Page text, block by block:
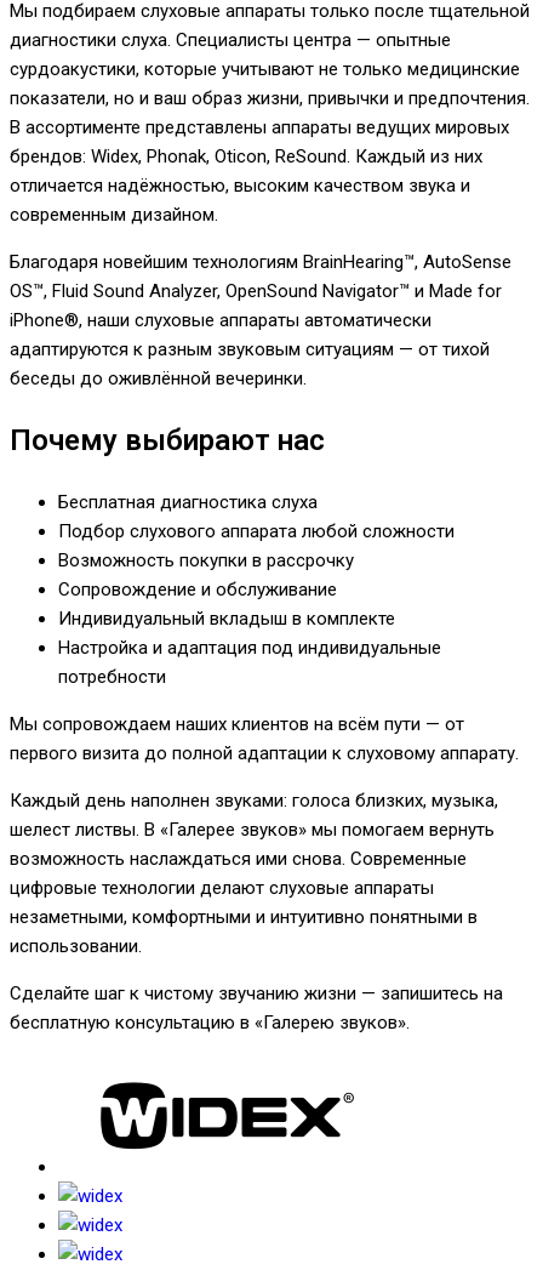
Мы подбираем слуховые аппараты только после тщательной
диагностики слуха. Специалисты центра — опытные
сурдоакустики, которые учитывают не только медицинские
показатели, но и ваш образ жизни, привычки и предпочтения.
В ассортименте представлены аппараты ведущих мировых
брендов: Widex, Phonak, Oticon, ReSound. Каждый из них
отличается надёжностью, высоким качеством звука и
современным дизайном.
Благодаря новейшим технологиям BrainHearing™, AutoSense
OS™, Fluid Sound Analyzer, OpenSound Navigator™ и Made for
iPhone®, наши слуховые аппараты автоматически
адаптируются к разным звуковым ситуациям — от тихой
беседы до оживлённой вечеринки.
Почему выбирают нас
Бесплатная диагностика слуха
Подбор слухового аппарата любой сложности
Возможность покупки в рассрочку
Сопровождение и обслуживание
Индивидуальный вкладыш в комплекте
Настройка и адаптация под индивидуальные
потребности
Мы сопровождаем наших клиентов на всём пути — от
первого визита до полной адаптации к слуховому аппарату.
Каждый день наполнен звуками: голоса близких, музыка,
шелест листвы. В «Галерее звуков» мы помогаем вернуть
возможность наслаждаться ими снова. Современные
цифровые технологии делают слуховые аппараты
незаметными, комфортными и интуитивно понятными в
использовании.
Сделайте шаг к чистому звучанию жизни — запишитесь на
бесплатную консультацию в «Галерею звуков».